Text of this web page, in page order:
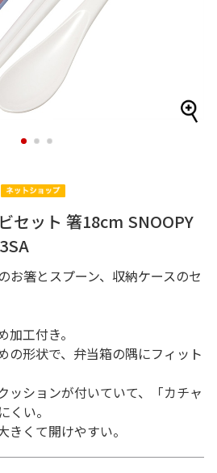
1 2 3
セット 箸18cm SNOOPY
お箸とスプーン、収納ケースのセ
工付き。
の形状で、弁当箱の隅にフィット
ッションが付いていて、「カチャ
くい。
きくて開けやすい。